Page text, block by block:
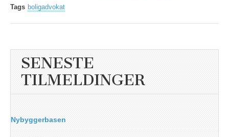
Tags boligadvokat
SENESTE
TILMELDINGER
Nybyggerbasen